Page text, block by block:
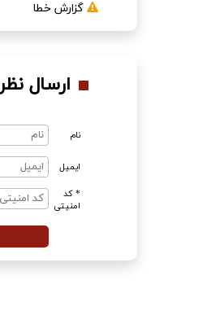
گزارش خطا
ارسال نظر
نام
ایمیل
* کد
امنیتی